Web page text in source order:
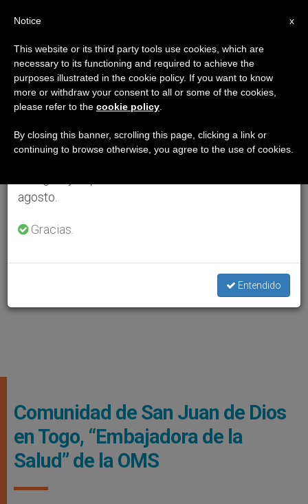
Comunidad de San Juan de Dios
en Togo, “Embajadora de la
Salud” de la OMS
×
Aviso importante
Del 27 de julio al 7 de agosto haremos la pausa
anual, aprovechando que en el periodo de verano
se generan menos informaciones y también el
agosto.
Gracias.
Entendido
x
Notice
This website or its third party tools use cookies, which are
necessary to its functioning and required to achieve the
purposes illustrated in the cookie policy. If you want to know
more or withdraw your consent to all or some of the cookies,
please refer to the cookie policy
By closing this banner, scrolling this page, clicking a link or
continuing to browse otherwise, you agree to the use of cookies.